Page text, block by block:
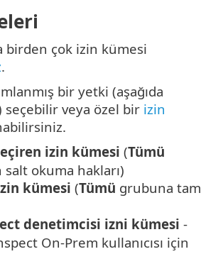
birden çok izin kümesi
.
bir yetki (aşağıda
veya özel bir izin
izin kümesi (Tümü
okuma hakları)
kümesi (Tümü grubuna tam
denetimcisi izni kümesi -
On-Prem kullanıcısı için